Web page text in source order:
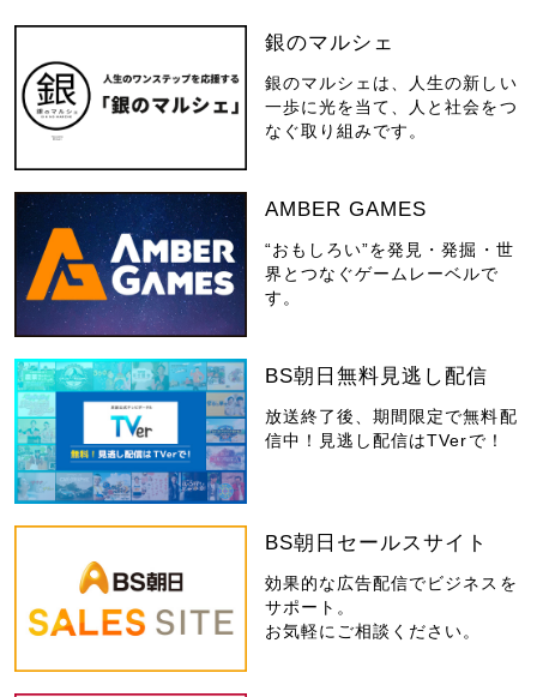
銀のマルシェ
銀のマルシェは、人生の新しい
一歩に光を当て、人と社会をつ
なぐ取り組みです。
AMBER GAMES
“おもしろい”を発見・発掘・世
界とつなぐゲームレーベルで
す。
BS朝日無料見逃し配信
放送終了後、期間限定で無料配
信中！見逃し配信はTVerで！
BS朝日セールスサイト
効果的な広告配信でビジネスを
サポート。
お気軽にご相談ください。